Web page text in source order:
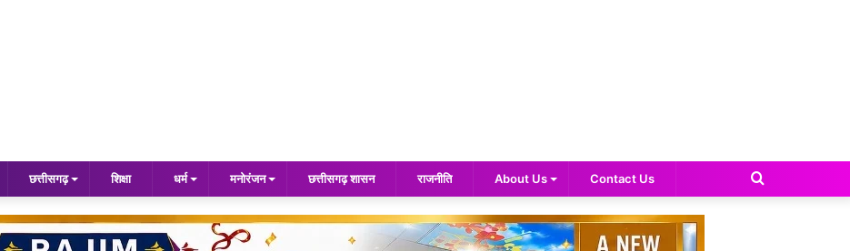
छत्तीसगढ़ शिक्षा धर्म मनोरंजन छत्तीसगढ़ शासन राजनीति About Us Contact Us
Search